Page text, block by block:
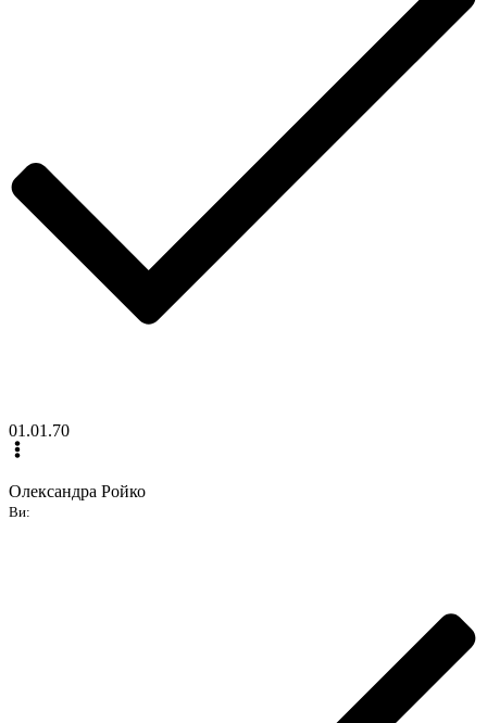
01.01.70
Олександра Ройко
Ви: